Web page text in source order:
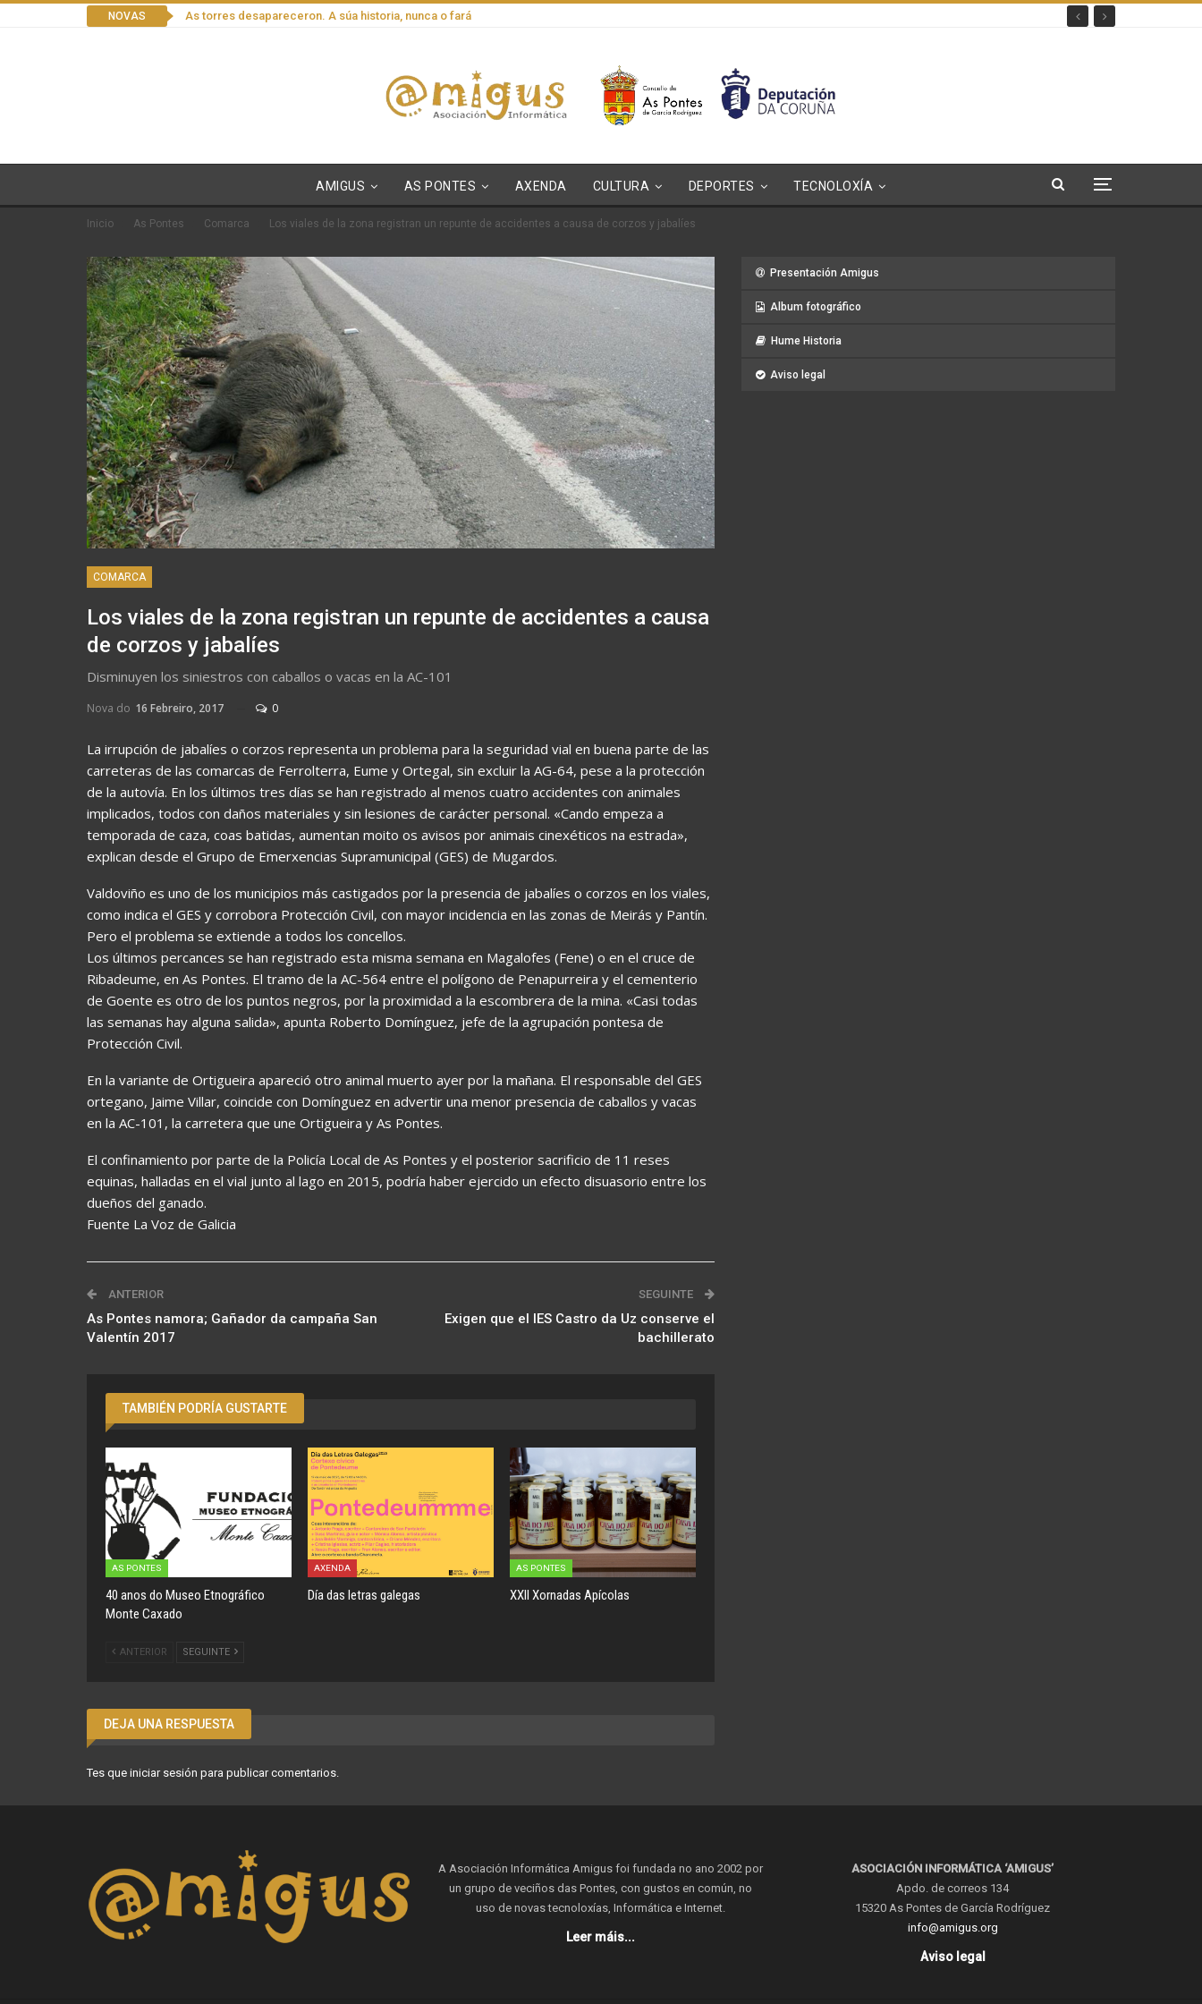
NOVAS As torres desapareceron. A súa historia, nunca o fará
AMIGUS AS PONTES AXENDA CULTURA DEPORTES TECNOLOXÍA
Inicio As Pontes Comarca Los viales de la zona registran un repunte de accidentes a causa de corzos y jabalíes
COMARCA
Los viales de la zona registran un repunte de accidentes a causa
de corzos y jabalíes
Disminuyen los siniestros con caballos o vacas en la AC-101
Nova do 16 Febreiro, 2017 0
La irrupción de jabalíes o corzos representa un problema para la seguridad vial en buena parte de las
carreteras de las comarcas de Ferrolterra, Eume y Ortegal, sin excluir la AG-64, pese a la protección
de la autovía. En los últimos tres días se han registrado al menos cuatro accidentes con animales
implicados, todos con daños materiales y sin lesiones de carácter personal. «Cando empeza a
temporada de caza, coas batidas, aumentan moito os avisos por animais cinexéticos na estrada»,
explican desde el Grupo de Emerxencias Supramunicipal (GES) de Mugardos.
Valdoviño es uno de los municipios más castigados por la presencia de jabalíes o corzos en los viales,
como indica el GES y corrobora Protección Civil, con mayor incidencia en las zonas de Meirás y Pantín.
Pero el problema se extiende a todos los concellos.
Los últimos percances se han registrado esta misma semana en Magalofes (Fene) o en el cruce de
Ribadeume, en As Pontes. El tramo de la AC-564 entre el polígono de Penapurreira y el cementerio
de Goente es otro de los puntos negros, por la proximidad a la escombrera de la mina. «Casi todas
las semanas hay alguna salida», apunta Roberto Domínguez, jefe de la agrupación pontesa de
Protección Civil.
En la variante de Ortigueira apareció otro animal muerto ayer por la mañana. El responsable del GES
ortegano, Jaime Villar, coincide con Domínguez en advertir una menor presencia de caballos y vacas
en la AC-101, la carretera que une Ortigueira y As Pontes.
El confinamiento por parte de la Policía Local de As Pontes y el posterior sacrificio de 11 reses
equinas, halladas en el vial junto al lago en 2015, podría haber ejercido un efecto disuasorio entre los
dueños del ganado.
Fuente La Voz de Galicia
ANTERIOR
As Pontes namora; Gañador da campaña San
Valentín 2017
SEGUINTE
Exigen que el IES Castro da Uz conserve el
bachillerato
TAMBIÉN PODRÍA GUSTARTE
AS PONTES
40 anos do Museo Etnográfico
Monte Caxado
AXENDA
Día das letras galegas
AS PONTES
XXII Xornadas Apícolas
ANTERIOR SEGUINTE
DEJA UNA RESPUESTA
Tes que iniciar sesión para publicar comentarios.
Presentación Amigus
Album fotográfico
Hume Historia
Aviso legal
A Asociación Informática Amigus foi fundada no ano 2002 por
un grupo de veciños das Pontes, con gustos en común, no
uso de novas tecnoloxías, Informática e Internet.
Leer máis...
ASOCIACIÓN INFORMÁTICA ‘AMIGUS’
Apdo. de correos 134
15320 As Pontes de García Rodríguez
info@amigus.org
Aviso legal